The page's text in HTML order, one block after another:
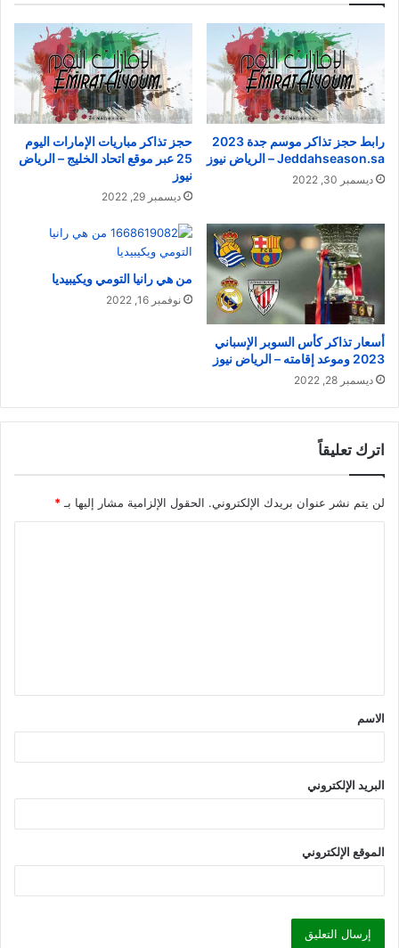
رابط حجز تذاكر موسم جدة 2023
Jeddahseason.sa – الرياض نيوز
ديسمبر 30, 2022
حجز تذاكر مباريات الإمارات اليوم
25 عبر موقع اتحاد الخليج – الرياض
نيوز
ديسمبر 29, 2022
أسعار تذاكر كأس السوبر الإسباني
2023 وموعد إقامته – الرياض نيوز
ديسمبر 28, 2022
من هي رانيا التومي ويكيبيديا
نوفمبر 16, 2022
اترك تعليقاً
لن يتم نشر عنوان بريدك الإلكتروني. الحقول الإلزامية مشار إليها بـ *
ق
*
الاسم
البريد الإلكتروني
الموقع الإلكتروني